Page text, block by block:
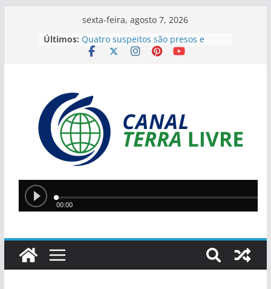
sexta-feira, agosto 7, 2026
Últimos: Quatro suspeitos são presos e
arsenal com sete armas é
Gaspar como vice em chapa
presidencial do PL
Homem incendeia casa da ex-
companheira com filha de 13 anos
dentro do imóvel e foge após o
crime
política de valorização na educação
Ciro Nogueira apresenta projeto